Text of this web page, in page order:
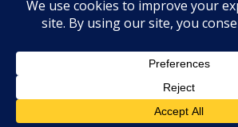
Bentley instruments
AUTOMATION SOLUTIONS FOR THE